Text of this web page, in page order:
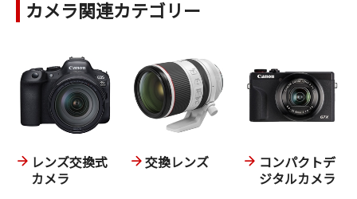
カメラ関連カテゴリー
レンズ交換式
カメラ
交換レンズ
コンパクトデ
ジタルカメラ